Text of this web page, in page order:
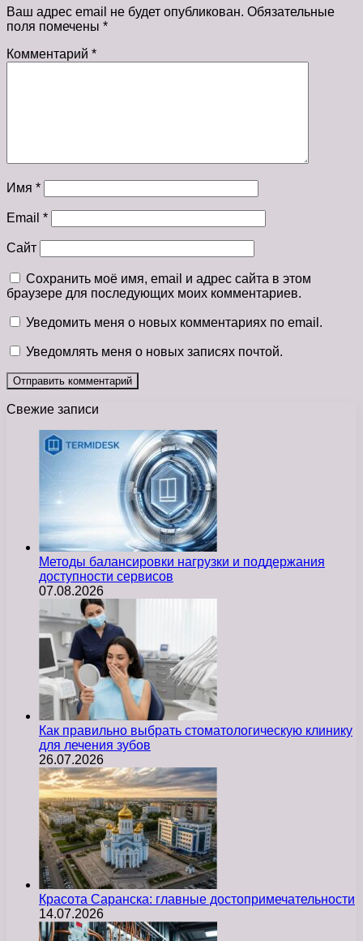
Ваш адрес email не будет опубликован. Обязательные
поля помечены *
Комментарий *
Имя *
Email *
Сайт
Сохранить моё имя, email и адрес сайта в этом
браузере для последующих моих комментариев.
Уведомить меня о новых комментариях по email.
Уведомлять меня о новых записях почтой.
Свежие записи
Методы балансировки нагрузки и поддержания
доступности сервисов
07.08.2026
Как правильно выбрать стоматологическую клинику
для лечения зубов
26.07.2026
Красота Саранска: главные достопримечательности
14.07.2026